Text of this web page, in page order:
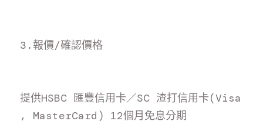
3.報價/確認價格
提供HSBC 匯豐信用卡／SC 渣打信用卡(Visa
, MasterCard) 12個月免息分期